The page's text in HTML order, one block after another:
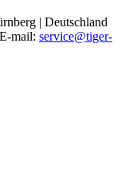
| Deutschland
mail: service@tiger-